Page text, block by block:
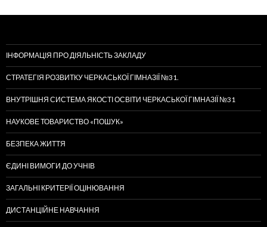
ІНФОРМАЦІЯ ПРО ДІЯЛЬНІСТЬ ЗАКЛАДУ
СТРАТЕГІЯ РОЗВИТКУ ЧЕРКАСЬКОЇ ГІМНАЗІЇ №31.
ВНУТРІШНЯ СИСТЕМА ЯКОСТІ ОСВІТИ ЧЕРКАСЬКОЇ ГІМНАЗІЇ №31
НАУКОВЕ ТОВАРИСТВО «ПОШУК»
БЕЗПЕКА ЖИТТЯ
ЄДИНІ ВИМОГИ ДО УЧНІВ
ЗАГАЛЬНІ КРИТЕРІЇ ОЦІНЮВАННЯ
ДИСТАНЦІЙНЕ НАВЧАННЯ